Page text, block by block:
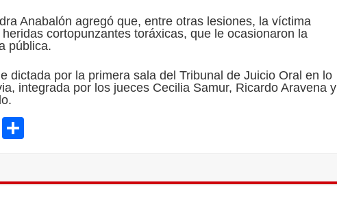
Anabalón agregó que, entre otras lesiones, la víctima
cortopunzantes toráxicas, que le ocasionaron la
pública.
dictada por la primera sala del Tribunal de Juicio Oral en lo
integrada por los jueces Cecilia Samur, Ricardo Aravena y
C